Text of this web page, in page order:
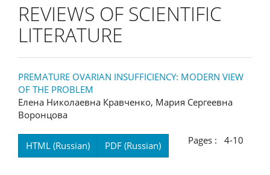
REVIEWS OF SCIENTIFIC
LITERATURE
PREMATURE OVARIAN INSUFFICIENCY: MODERN VIEW
OF THE PROBLEM
Елена Николаевна Кравченко, Мария Сергеевна
Воронцова
HTML (Russian) PDF (Russian) Pages : 4-10